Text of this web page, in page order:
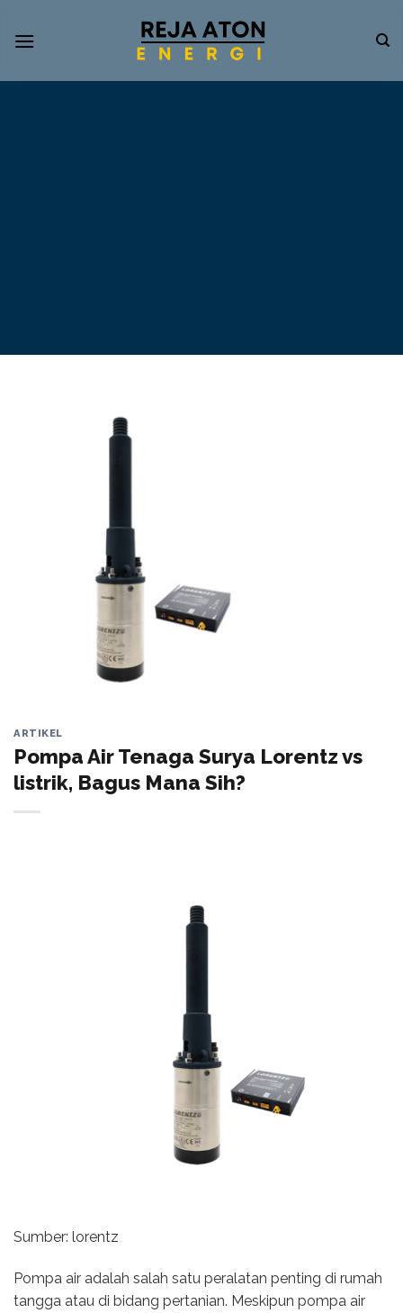
Informasi
ARTIKEL
Pompa Air Tenaga Surya Lorentz vs
listrik, Bagus Mana Sih?
Sumber: lorentz
Pompa air adalah salah satu peralatan penting di rumah
tangga atau di bidang pertanian. Meskipun pompa air